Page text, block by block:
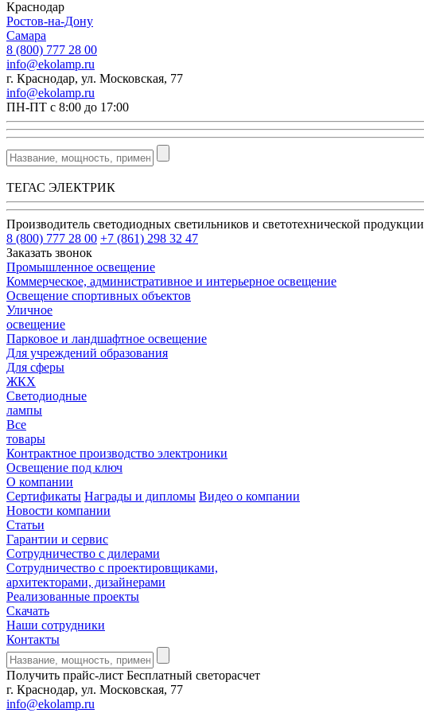
Краснодар
Ростов-на-Дону
Самара
8 (800) 777 28 00
info@ekolamp.ru
г. Краснодар, ул. Московская, 77
info@ekolamp.ru
ПН-ПТ с 8:00 до 17:00
ТЕГАС ЭЛЕКТРИК
Производитель светодиодных светильников и светотехнической продукции
8 (800) 777 28 00 +7 (861) 298 32 47
Заказать звонок
Промышленное освещение
Коммерческое, административное и интерьерное освещение
Освещение спортивных объектов
Уличное
освещение
Парковое и ландшафтное освещение
Для учреждений образования
Для сферы
ЖКХ
Светодиодные
лампы
Все
товары
Контрактное производство электроники
Освещение под ключ
О компании
Сертификаты Награды и дипломы Видео о компании
Новости компании
Статьи
Гарантии и сервис
Сотрудничество с дилерами
Сотрудничество с проектировщиками,
архитекторами, дизайнерами
Реализованные проекты
Скачать
Наши сотрудники
Контакты
Получить прайс-лист Бесплатный светорасчет
г. Краснодар, ул. Московская, 77
info@ekolamp.ru